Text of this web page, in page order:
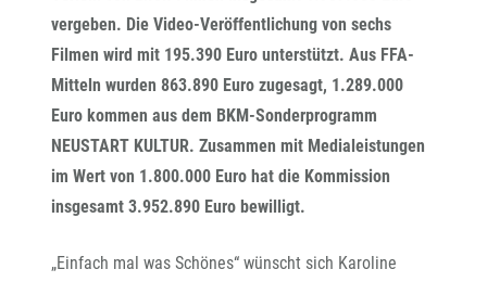
vergeben. Die Video-Veröffentlichung von sechs
Filmen wird mit 195.390 Euro unterstützt. Aus FFA-
Mitteln wurden 863.890 Euro zugesagt, 1.289.000
Euro kommen aus dem BKM-Sonderprogramm
NEUSTART KULTUR. Zusammen mit Medialeistungen
im Wert von 1.800.000 Euro hat die Kommission
insgesamt 3.952.890 Euro bewilligt.
„Einfach mal was Schönes“ wünscht sich Karoline